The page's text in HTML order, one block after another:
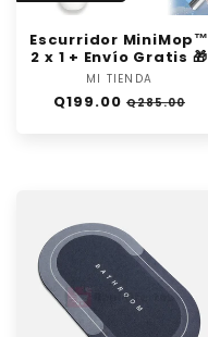
Escurridor MiniMop™
2 x 1 + Envío Gratis 🎁
Proveedor:
MI TIENDA
Precio
Q199.00 Precio
Q285.00